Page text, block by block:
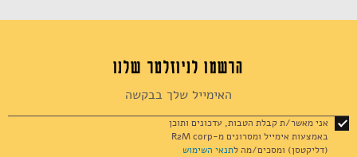
הרשמו לניוזלטר שלנו
for
Our
Newsletter:
אני מאשר/ת קבלת הטבות, עדכונים ותוכן
באמצעות אימייל ומסרונים מ-R2M corp
(דליקטסן) ומסכים/מה לתנאי השימוש